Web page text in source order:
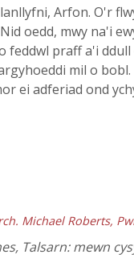
Arfon. O'r
oedd, mwy na'i
feddwl praff a'i
mil o
ei adferiad ond
Michael Roberts,
Talsarn: mewn